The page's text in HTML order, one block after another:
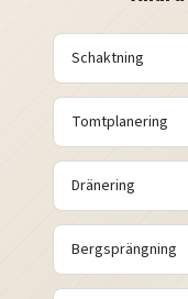
Schaktning
Tomtplanering
Dränering
Bergsprängning